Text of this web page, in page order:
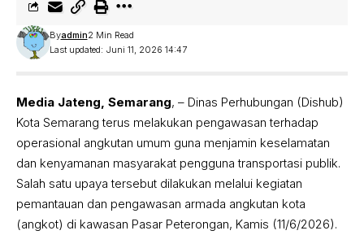
Last updated: Juni 11, 2026 14:47
Byadmin2 Min Read
Media Jateng, Semarang, – Dinas Perhubungan (Dishub)
Kota Semarang terus melakukan pengawasan terhadap
operasional angkutan umum guna menjamin keselamatan
dan kenyamanan masyarakat pengguna transportasi publik.
Salah satu upaya tersebut dilakukan melalui kegiatan
pemantauan dan pengawasan armada angkutan kota
(angkot) di kawasan Pasar Peterongan, Kamis (11/6/2026).